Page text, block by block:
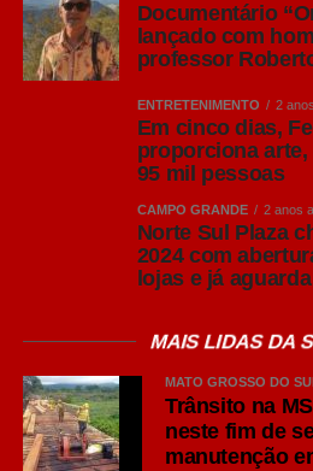
Documentário
lançado com
professor
ENTRETENIMENTO 2
Em cinco dias,
proporciona
95 mil pessoas
CAMPO GRANDE 2 anos
Norte Sul Plaza
2024 com
lojas e já
MAIS LIDAS DA
MATO GROSSO DO
Trânsito na
neste fim de
manutenção